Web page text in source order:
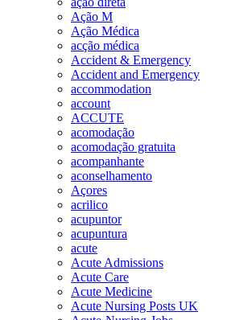
Ação M
Ação Médica
acção médica
Accident & Emergency
Accident and Emergency
accommodation
account
ACCUTE
acomodação
acomodação gratuita
acompanhante
aconselhamento
Açores
acrilico
acupuntor
acupuntura
acute
Acute Admissions
Acute Care
Acute Medicine
Acute Nursing Posts UK